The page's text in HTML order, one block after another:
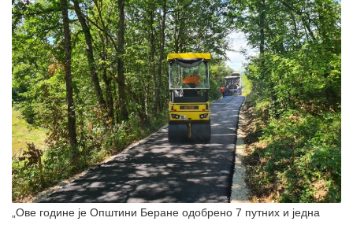
„Ове године је Општини Беране одобрено 7 путних и једна